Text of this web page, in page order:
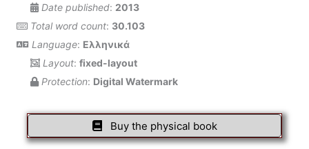
Date published: 2013
Total word count: 30.103
Language: Ελληνικά
Layout: fixed-layout
Protection: Digital Watermark
Buy the physical book